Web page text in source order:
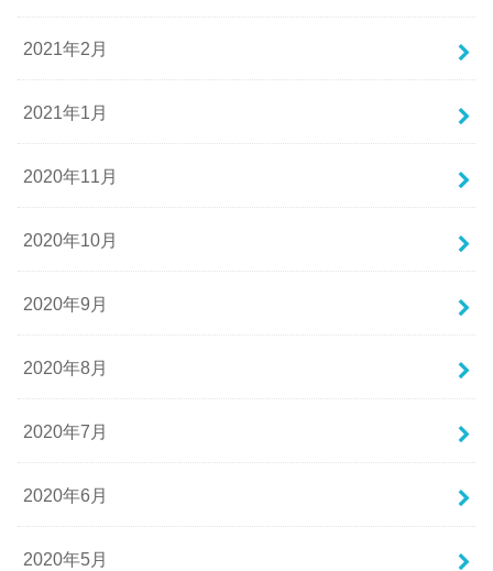
2021年2月
2021年1月
2020年11月
2020年10月
2020年9月
2020年8月
2020年7月
2020年6月
2020年5月